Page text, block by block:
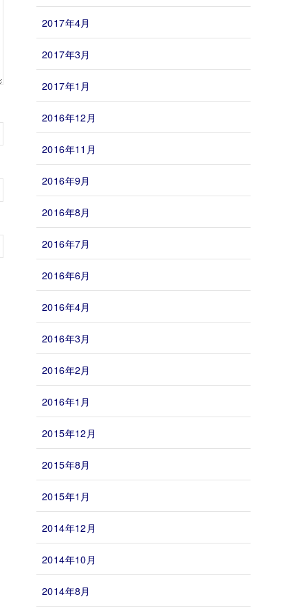
2017年4月
2017年3月
2017年1月
2016年12月
2016年11月
2016年9月
2016年8月
2016年7月
2016年6月
2016年4月
2016年3月
2016年2月
2016年1月
2015年12月
2015年8月
2015年1月
2014年12月
2014年10月
2014年8月